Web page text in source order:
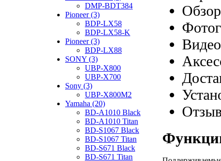
DMP-BDT384
Pioneer (3)
BDP-LX58
BDP-LX58-K
Pioneer (3)
BDP-LX88
SONY (3)
UBP-X800
UBP-X700
Sony (3)
UBP-X800M2
Yamaha (20)
BD-A1010 Black
BD-A1010 Titan
BD-S1067 Black
BD-S1067 Titan
BD-S671 Black
BD-S671 Titan
Обзор
Видео